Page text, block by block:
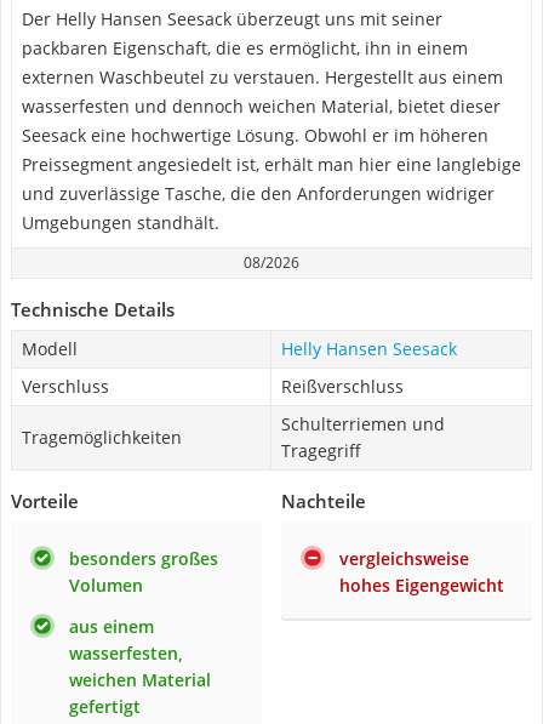
Der Helly Hansen Seesack überzeugt uns mit seiner
packbaren Eigenschaft, die es ermöglicht, ihn in einem
externen Waschbeutel zu verstauen. Hergestellt aus einem
wasserfesten und dennoch weichen Material, bietet dieser
Seesack eine hochwertige Lösung. Obwohl er im höheren
Preissegment angesiedelt ist, erhält man hier eine langlebige
und zuverlässige Tasche, die den Anforderungen widriger
Umgebungen standhält.
08/2026
Technische Details
Modell
Helly Hansen Seesack
Verschluss
Reißverschluss
Tragemöglichkeiten
Schulterriemen und
Tragegriff
Vorteile
besonders großes
Volumen
aus einem
wasserfesten,
weichen Material
gefertigt
Nachteile
vergleichsweise
hohes Eigengewicht